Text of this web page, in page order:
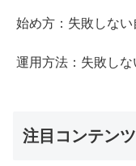
始め方：失敗しな
運用方法：失敗し
注目コンテンツ